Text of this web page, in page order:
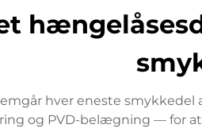
hver eneste
og PVD-belægning — for